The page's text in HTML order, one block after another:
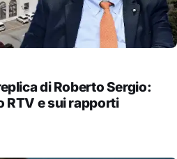
di Roberto Sergio:
RTV e sui rapporti